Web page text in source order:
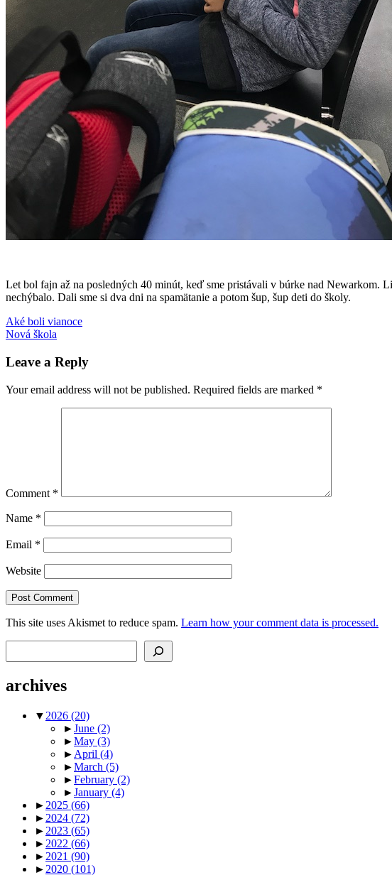
Let bol fajn až na posledných 40 minút, keď sme pristávali v búrke nad Newarkom.
nechýbalo. Dali sme si dva dni na spamätanie a potom šup, šup deti do školy.
sťahovanieUSA
Post
navigation
Previous
Post:
Aké boli vianoce
Next
Nová škola
Leave a Reply
Your email address will not be published. Required fields are marked *
Comment *
Name *
Email *
Website
This site uses Akismet to reduce spam. Learn how your comment data is processed.
archives
▼ 2026 (20)
►June (2)
►May (3)
► April (4)
►March (5)
►February (2)
►January (4)
► 2025 (66)
► 2024 (72)
► 2023 (65)
► 2022 (66)
► 2021 (90)
► 2020 (101)